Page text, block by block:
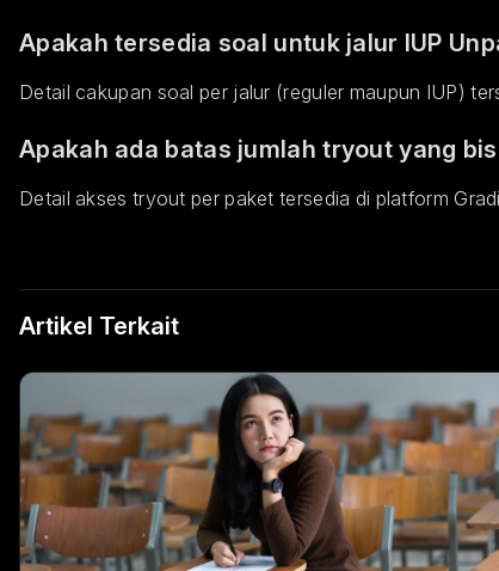
Apakah tersedia soal untuk jalur IUP
Detail cakupan soal per jalur (reguler maupun IUP)
Apakah ada batas jumlah tryout yang
Detail akses tryout per paket tersedia di platform
Artikel Terkait